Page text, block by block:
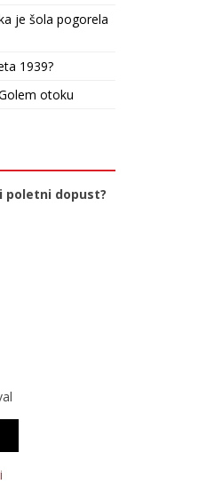
je šola pogorela
1939?
otoku
poletni dopust?